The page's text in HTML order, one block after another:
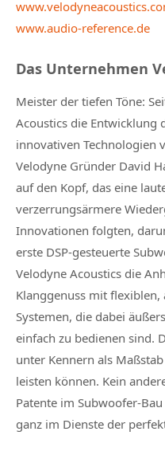
www.audio-reference.de
Das Unternehmen
Meister der tiefen Töne:
Acoustics die Entwicklung
innovativen Technologien
Velodyne Gründer David
auf den Kopf, das eine
verzerrungsärmere
Innovationen folgten,
erste DSP-gesteuerte
Velodyne Acoustics die
Klanggenuss mit flexiblen,
Systemen, die dabei
einfach zu bedienen sind.
unter Kennern als
leisten können. Kein
Patente im Subwoofer-
ganz im Dienste der